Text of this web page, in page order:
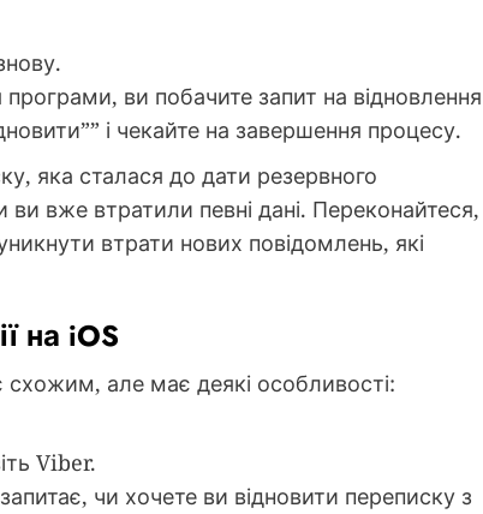
ви побачите запит на відновлення
і чекайте на завершення процесу.
яка сталася до дати резервного
вже втратили певні дані. Переконайтеся,
втрати нових повідомлень, які
на iOS
схожим, але має деякі особливості:
Viber.
чи хочете ви відновити переписку з